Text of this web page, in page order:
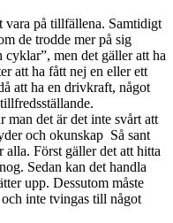
vara på tillfällena. Samtidigt
de trodde mer på sig
cyklar”, men det gäller att ha
att ha fått nej en eller ett
att ha en drivkraft, något
man det är det inte svårt att
och okunskap Så sant
alla. Först gäller det att hitta
Sedan kan det handla
upp. Dessutom måste
inte tvingas till något